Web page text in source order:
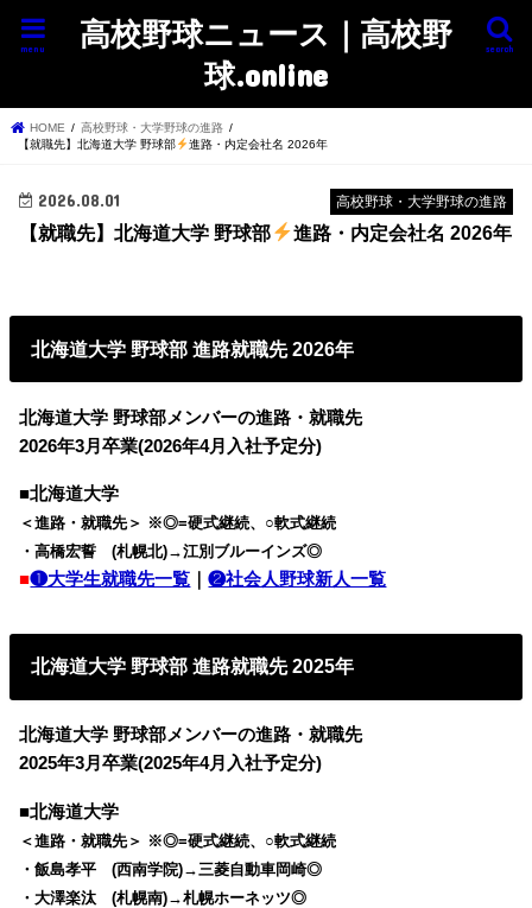
高校野球ニュース｜高校野
球.online
search
menu
HOME
高校野球・大学野球の進路
【就職先】北海道大学 野球部
進路・内定会社名 2026年
高校野球・大学野球の進路
2026.08.01
【就職先】北海道大学 野球部 進路・内定会社名 2026年
北海道大学 野球部 進路就職先 2026年
北海道大学 野球部メンバーの進路・就職先
2026年3月卒業(2026年4月入社予定分)
■北海道大学
＜進路・就職先＞ ※◎=硬式継続、○軟式継続
・高橋宏誓 (札幌北)→江別ブルーインズ◎
■❶大学生就職先一覧 ｜❷社会人野球新人一覧
北海道大学 野球部 進路就職先 2025年
北海道大学 野球部メンバーの進路・就職先
2025年3月卒業(2025年4月入社予定分)
■北海道大学
＜進路・就職先＞ ※◎=硬式継続、○軟式継続
・飯島孝平 (西南学院)→三菱自動車岡崎◎
・大澤楽汰 (札幌南)→札幌ホーネッツ◎